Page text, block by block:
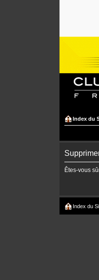
Index du
Êtes-vous
Index du